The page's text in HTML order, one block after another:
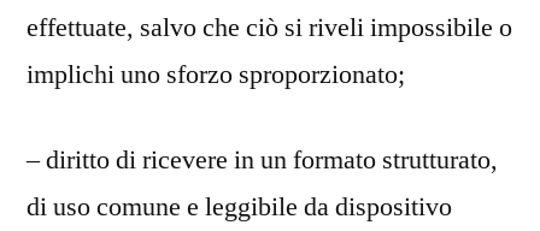
effettuate, salvo che ciò si riveli impossibile o
implichi uno sforzo sproporzionato;
– diritto di ricevere in un formato strutturato,
di uso comune e leggibile da dispositivo